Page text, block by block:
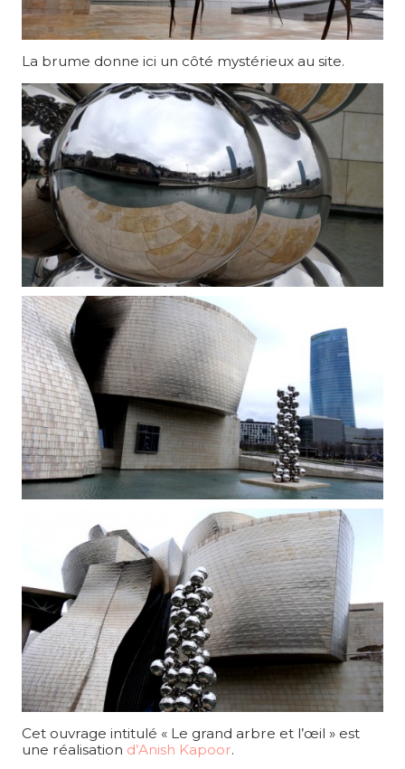
La brume donne ici un côté mystérieux au site.
Cet ouvrage intitulé « Le grand arbre et l’œil » est
une réalisation d’Anish Kapoor.